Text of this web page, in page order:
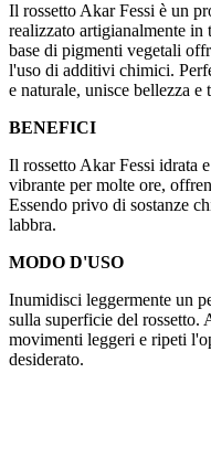
Il rossetto Akar Fessi è un
realizzato artigianalmente in
base di pigmenti vegetali
l'uso di additivi chimici.
e naturale, unisce bellezza
BENEFICI
Il rossetto Akar Fessi idrata
vibrante per molte ore,
Essendo privo di sostanze
labbra.
MODO D'USO
Inumidisci leggermente un
sulla superficie del rossetto.
movimenti leggeri e ripeti
desiderato.